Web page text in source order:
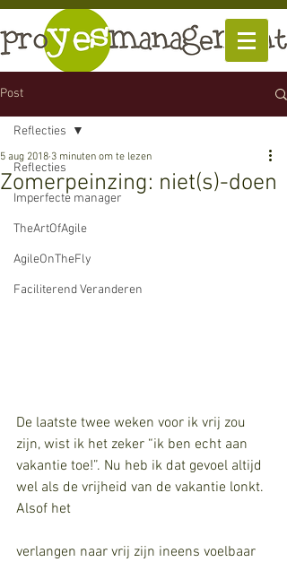
Post
Reflecties
Imperfecte manager
TheArtOfAgile
AgileOnTheFly
Faciliterend Veranderen
Reflecties
Zomerpeinzing: niet(s)-doen
5 aug 2018 3 minuten om te lezen
De laatste twee weken voor ik vrij zou
zijn, wist ik het zeker “ik ben echt aan
vakantie toe!”. Nu heb ik dat gevoel altijd
wel als de vrijheid van de vakantie lonkt.
Alsof het
verlangen naar vrij zijn ineens voelbaar